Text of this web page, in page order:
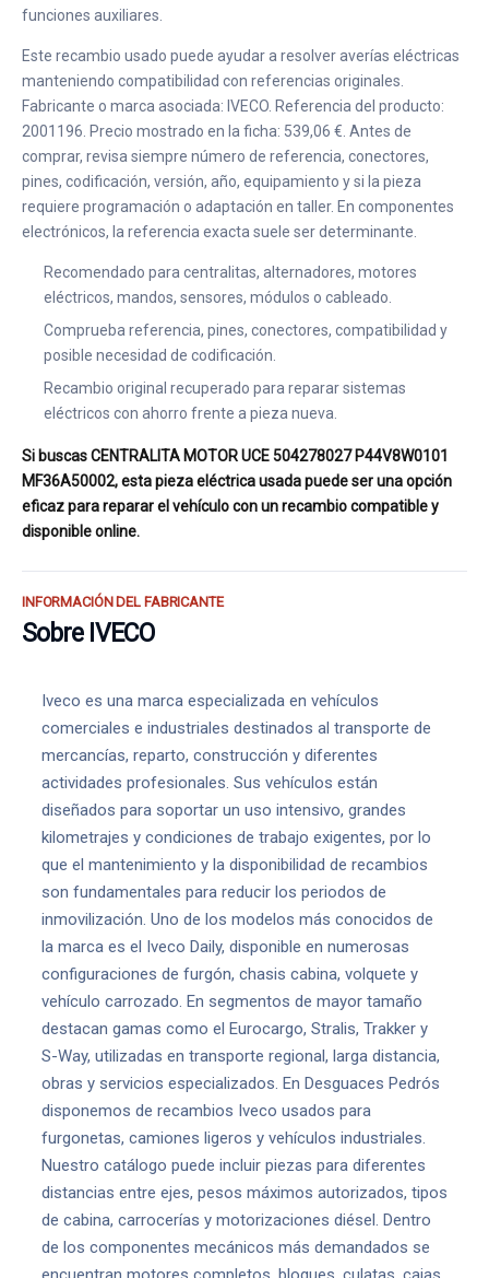
funciones auxiliares.
Este recambio usado puede ayudar a resolver averías eléctricas
manteniendo compatibilidad con referencias originales.
Fabricante o marca asociada: IVECO. Referencia del producto:
2001196. Precio mostrado en la ficha: 539,06 €. Antes de
comprar, revisa siempre número de referencia, conectores,
pines, codificación, versión, año, equipamiento y si la pieza
requiere programación o adaptación en taller. En componentes
electrónicos, la referencia exacta suele ser determinante.
Recomendado para centralitas, alternadores, motores
eléctricos, mandos, sensores, módulos o cableado.
Comprueba referencia, pines, conectores, compatibilidad y
posible necesidad de codificación.
Recambio original recuperado para reparar sistemas
eléctricos con ahorro frente a pieza nueva.
Si buscas CENTRALITA MOTOR UCE 504278027 P44V8W0101
MF36A50002, esta pieza eléctrica usada puede ser una opción
eficaz para reparar el vehículo con un recambio compatible y
disponible online.
INFORMACIÓN DEL FABRICANTE
Sobre IVECO
Iveco es una marca especializada en vehículos
comerciales e industriales destinados al transporte de
mercancías, reparto, construcción y diferentes
actividades profesionales. Sus vehículos están
diseñados para soportar un uso intensivo, grandes
kilometrajes y condiciones de trabajo exigentes, por lo
que el mantenimiento y la disponibilidad de recambios
son fundamentales para reducir los periodos de
inmovilización. Uno de los modelos más conocidos de
la marca es el Iveco Daily, disponible en numerosas
configuraciones de furgón, chasis cabina, volquete y
vehículo carrozado. En segmentos de mayor tamaño
destacan gamas como el Eurocargo, Stralis, Trakker y
S-Way, utilizadas en transporte regional, larga distancia,
obras y servicios especializados. En Desguaces Pedrós
disponemos de recambios Iveco usados para
furgonetas, camiones ligeros y vehículos industriales.
Nuestro catálogo puede incluir piezas para diferentes
distancias entre ejes, pesos máximos autorizados, tipos
de cabina, carrocerías y motorizaciones diésel. Dentro
de los componentes mecánicos más demandados se